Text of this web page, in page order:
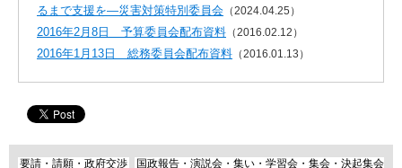
るまで支援を―災害対策特別委員会 （2024.04.25）
2016年2月8日 予算委員会配布資料 （2016.02.12）
2016年1月13日 総務委員会配布資料 （2016.01.13）
要請・請願・政府交渉
国政報告・演説会・集い・学習会・集会・決起集会